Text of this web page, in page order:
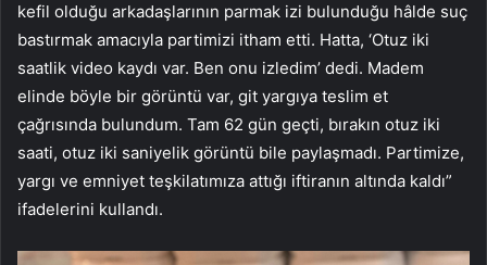
kefil olduğu arkadaşlarının parmak izi bulunduğu hâlde suç
bastırmak amacıyla partimizi itham etti. Hatta, ‘Otuz iki
saatlik video kaydı var. Ben onu izledim’ dedi. Madem
elinde böyle bir görüntü var, git yargıya teslim et
çağrısında bulundum. Tam 62 gün geçti, bırakın otuz iki
saati, otuz iki saniyelik görüntü bile paylaşmadı. Partimize,
yargı ve emniyet teşkilatımıza attığı iftiranın altında kaldı”
ifadelerini kullandı.